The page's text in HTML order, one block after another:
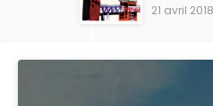
21 avril 2018